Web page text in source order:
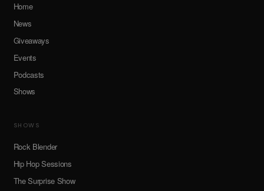
Home
News
Giveaways
Events
Podcasts
Shows
SHOWS
Rock Blender
Hip Hop Sessions
The Surprise Show